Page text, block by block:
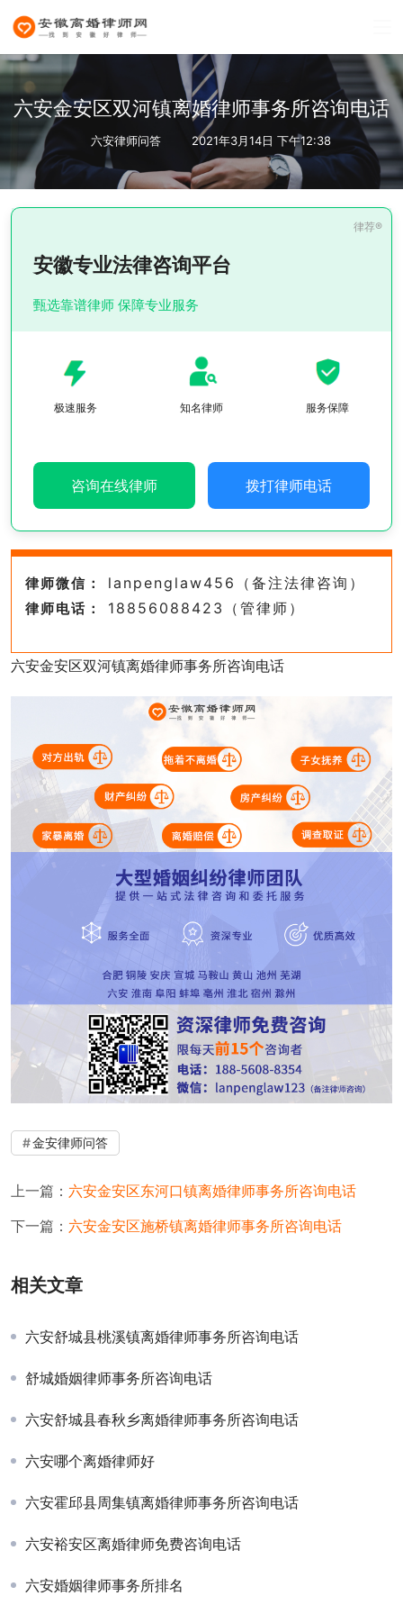
六安金安区双河镇离婚律师事务所咨询电话
六安律师问答 2021年3月14日 下午12:38
安徽专业法律咨询平台
甄选靠谱律师 保障专业服务
极速服务 知名律师 服务保障
咨询在线律师 拨打律师电话
律师微信： lanpenglaw456（备注法律咨询）
律师电话： 18856088423（管律师）
六安金安区双河镇离婚律师事务所咨询电话
金安律师问答
上一篇： 六安金安区东河口镇离婚律师事务所咨询电话
下一篇： 六安金安区施桥镇离婚律师事务所咨询电话
相关文章
六安舒城县桃溪镇离婚律师事务所咨询电话
舒城婚姻律师事务所咨询电话
六安舒城县春秋乡离婚律师事务所咨询电话
六安哪个离婚律师好
六安霍邱县周集镇离婚律师事务所咨询电话
六安裕安区离婚律师免费咨询电话
六安婚姻律师事务所排名